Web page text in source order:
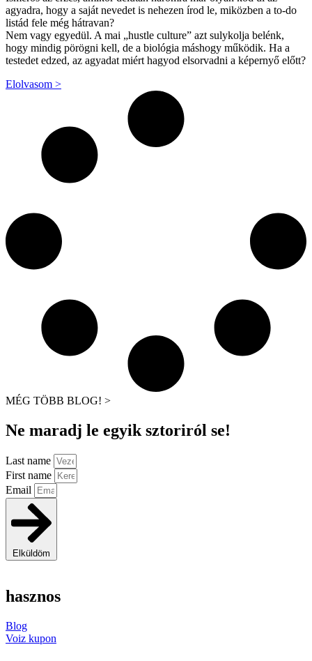
agyadra, hogy a saját nevedet is nehezen írod le, miközben a to-do
listád fele még hátravan?
Nem vagy egyedül. A mai „hustle culture” azt sulykolja belénk,
hogy mindig pörögni kell, de a biológia máshogy működik. Ha a
testedet edzed, az agyadat miért hagyod elsorvadni a képernyő előtt?
Elolvasom >
MÉG TÖBB BLOG! >
Ne maradj le egyik sztoriról se!
Last name
First name
Email
Elküldöm
hasznos
Blog
Voiz kupon